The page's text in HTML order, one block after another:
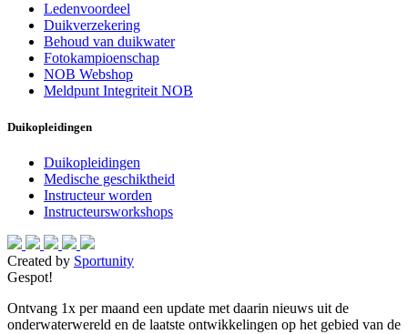
Ledenvoordeel
Duikverzekering
Behoud van duikwater
Fotokampioenschap
NOB Webshop
Meldpunt Integriteit NOB
Duikopleidingen
Duikopleidingen
Medische geschiktheid
Instructeur worden
Instructeursworkshops
Created by Sportunity
Gespot!
Ontvang 1x per maand een update met daarin nieuws uit de
onderwaterwereld en de laatste ontwikkelingen op het gebied van de